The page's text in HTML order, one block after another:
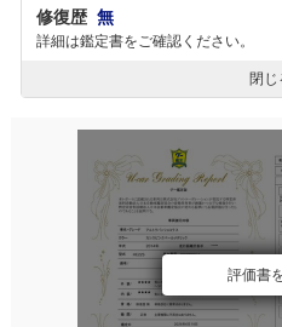
修復歴 無
詳細は鑑定書をご確認ください。
閉じ
評価書